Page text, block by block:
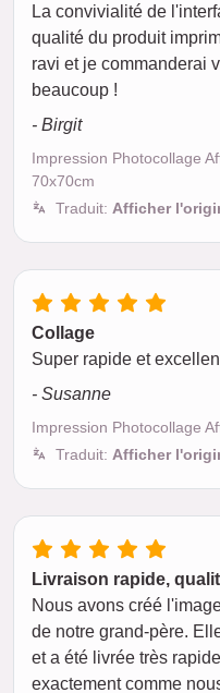
La convivialité de
qualité du produit
ravi et je commanderai
beaucoup !
- Birgit
Impression Photocollage
70x70cm
Traduit: Afficher
Collage
Super rapide et
- Susanne
Impression Photocollage
Traduit: Afficher
Livraison rapide,
Nous avons créé
de notre grand-père.
et a été livrée très
exactement comme